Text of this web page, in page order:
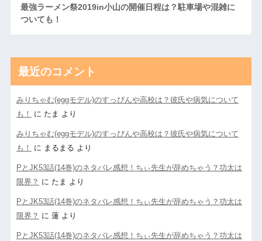
最強ラーメン祭2019in小山の開催日程は？駐車場や混雑に
ついても！
最近のコメント
みりちゃむ(eggモデル)のすっぴんや高校は？彼氏や病気について
も！
に たま より
みりちゃむ(eggモデル)のすっぴんや高校は？彼氏や病気について
も！
に まるまる より
PとJK53話(14巻)のネタバレ感想！ちぃ先生が辞めちゃう？功太は
限界？ に たま より
PとJK53話(14巻)のネタバレ感想！ちぃ先生が辞めちゃう？功太は
限界？ に 蓮より
PとJK53話(14巻)のネタバレ感想！ちぃ先生が辞めちゃう？功太は